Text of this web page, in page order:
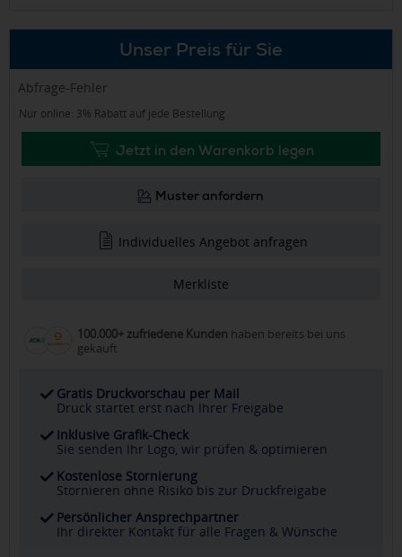
Unser Preis für Sie
Abfrage-Fehler
Nur online: 3% Rabatt auf jede Bestellung
Jetzt in den Warenkorb legen
Muster anfordern
Individuelles Angebot anfragen
Merkliste
100.000+ zufriedene Kunden haben bereits bei uns
gekauft
Gratis Druckvorschau per Mail
Druck startet erst nach Ihrer Freigabe
Inklusive Grafik-Check
Sie senden Ihr Logo, wir prüfen & optimieren
Kostenlose Stornierung
Stornieren ohne Risiko bis zur Druckfreigabe
Persönlicher Ansprechpartner
Ihr direkter Kontakt für alle Fragen & Wünsche